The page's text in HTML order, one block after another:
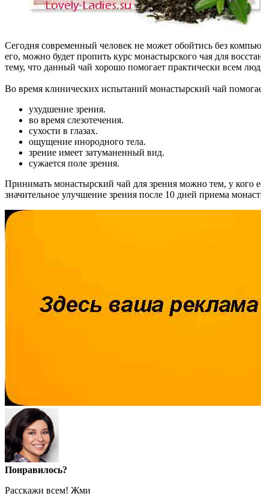
Сегодня современный человек не может обойтись без
его, можно будет пропить курс монастырского чая для
тему, что данный чай хорошо помогает практически всем
Во время клинических испытаний монастырский чай
ухудшение зрения.
во время слезотечения.
сухости в глазах.
ощущение инородного тела.
зрение имеет затуманенный вид.
сужается поле зрения.
Принимать монастырский чай для зрения можно тем, у кого
значительное улучшение зрения после 10 дней приема
Понравилось?
Расскажи всем! Жми